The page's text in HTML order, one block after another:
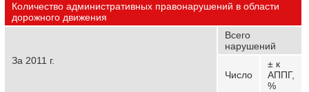
Количество административных правонарушений в области
дорожного движения
За 2011 г.
Всего
нарушений
Число
± к
АППГ,
%